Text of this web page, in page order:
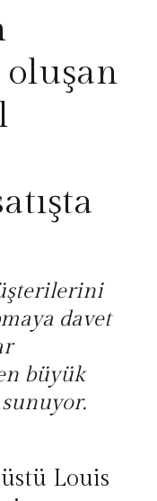
oluşan
davet
büyük
Louis